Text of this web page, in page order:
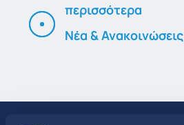
περισσότερα
Νέα & Ανακοινώσεις